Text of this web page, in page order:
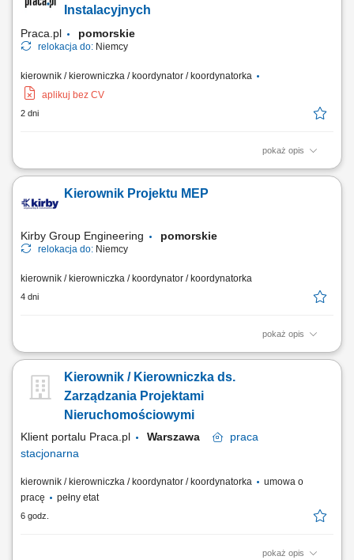
prac z dokumentacją oraz przepisami BHP. Opracowywanie
Instalacyjnych
Praca.pl pomorskie
relokacja do: Niemcy
kierownik / kierowniczka / koordynator / koordynatorka
aplikuj bez CV
2 dni
pokaż opis
Opis stanowiska Kompleksowe zarządzanie projektami z zakresu
Planowanie oraz koordynowanie realizacji inwestycji zgodnie z
harmonogramem, budżetem i wymaganiami jakościowymi. Zarządzanie
Kierownik Projektu MEP
Kirby Group Engineering pomorskie
relokacja do: Niemcy
kierownik / kierowniczka / koordynator / koordynatorka
4 dni
pokaż opis
Jako Starszy Kierownik Projektu MEP (Mechanical, Electrical &
realizację pakietów mechanicznych i elektrycznych na dużych
projektach inwestycyjnych. Stanowisko obejmuje kierowanie zespołami
projektowymi, zarządzanie...
Kierownik / Kierowniczka ds.
Zarządzania Projektami
Nieruchomościowymi
Klient portalu Praca.pl Warszawa
praca
stacjonarna
kierownik / kierowniczka / koordynator / koordynatorka
umowa o
pracę
pełny etat
6 godz.
pokaż opis